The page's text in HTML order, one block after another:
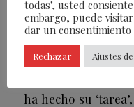
ha hecho su
todas", usted
embargo, puede
dar un
Rechazar Ajustes